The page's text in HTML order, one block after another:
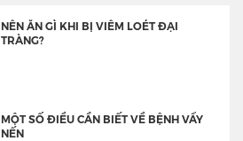
NÊN ĂN GÌ KHI BỊ VIÊM LOÉT ĐẠI
TRÀNG?
MỘT SỐ ĐIỀU CẦN BIẾT VỀ BỆNH VẨY
NẾN